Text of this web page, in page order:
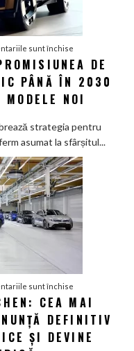
sunt închise
Peugeot
renunță
la
de
a
100%
electric
până
2030
șapte
noi
DE
PÂNĂ ÎN 2030
NOI
strategia pentru
asumat la sfârșitul...
sunt închise
O
nouă
eră
CEA MAI
DEFINITIV
ȘI DEVINE